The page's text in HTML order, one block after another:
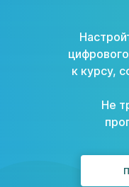
к курсу,
Не